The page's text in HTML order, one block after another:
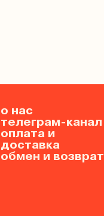
о нас
телеграм-канал
оплата и
доставка
обмен и возврат